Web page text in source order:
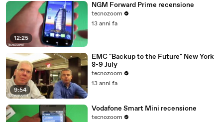
12:25
NGM Forward Prime recensione
tecnozoom
13 anni fa
9:54
EMC "Backup to the Future" New York
8-9 July
tecnozoom
13 anni fa
Vodafone Smart Mini recensione
tecnozoom